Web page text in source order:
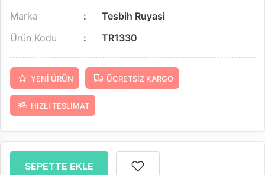
Marka
Tesbih Ruyasi
Ürün Kodu
TR1330
YENI ÜRÜN ÜCRETSIZ KARGO
HIZLI TESLIMAT
SEPETTE EKLE